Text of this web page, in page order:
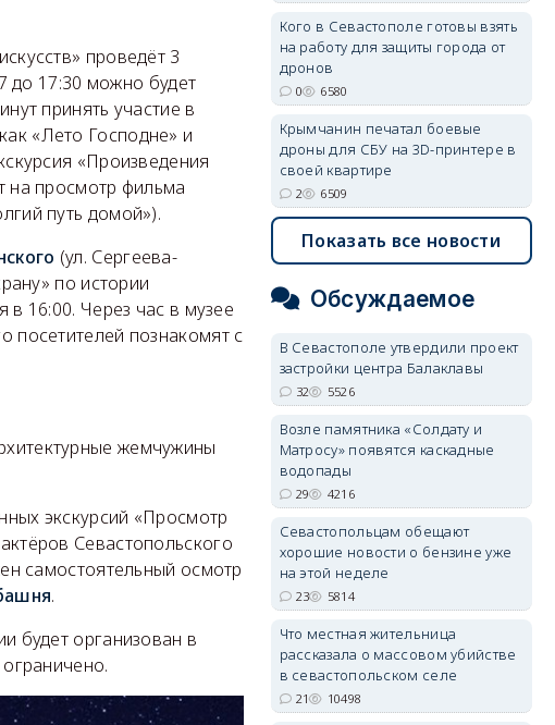
проведёт 3
до 17:30 можно будет
принять участие в
«Лето Господне» и
«Произведения
на просмотр фильма
путь домой»).
(ул. Сергеева-
по истории
в 16:00. Через час в музее
посетителей познакомят с
жемчужины
экскурсий «Просмотр
Севастопольского
самостоятельный осмотр
.
будет организован в
Кого в Севастополе готовы взять
на работу для защиты города от
дронов
0 6580
Крымчанин печатал боевые
дроны для СБУ на 3D-принтере в
своей квартире
2 6509
Показать все новости
Обсуждаемое
В Севастополе утвердили проект
застройки центра Балаклавы
32 5526
Возле памятника «Солдату и
Матросу» появятся каскадные
водопады
29 4216
Севастопольцам обещают
хорошие новости о бензине уже
на этой неделе
23 5814
Что местная жительница
рассказала о массовом убийстве
в севастопольском селе
21 10498